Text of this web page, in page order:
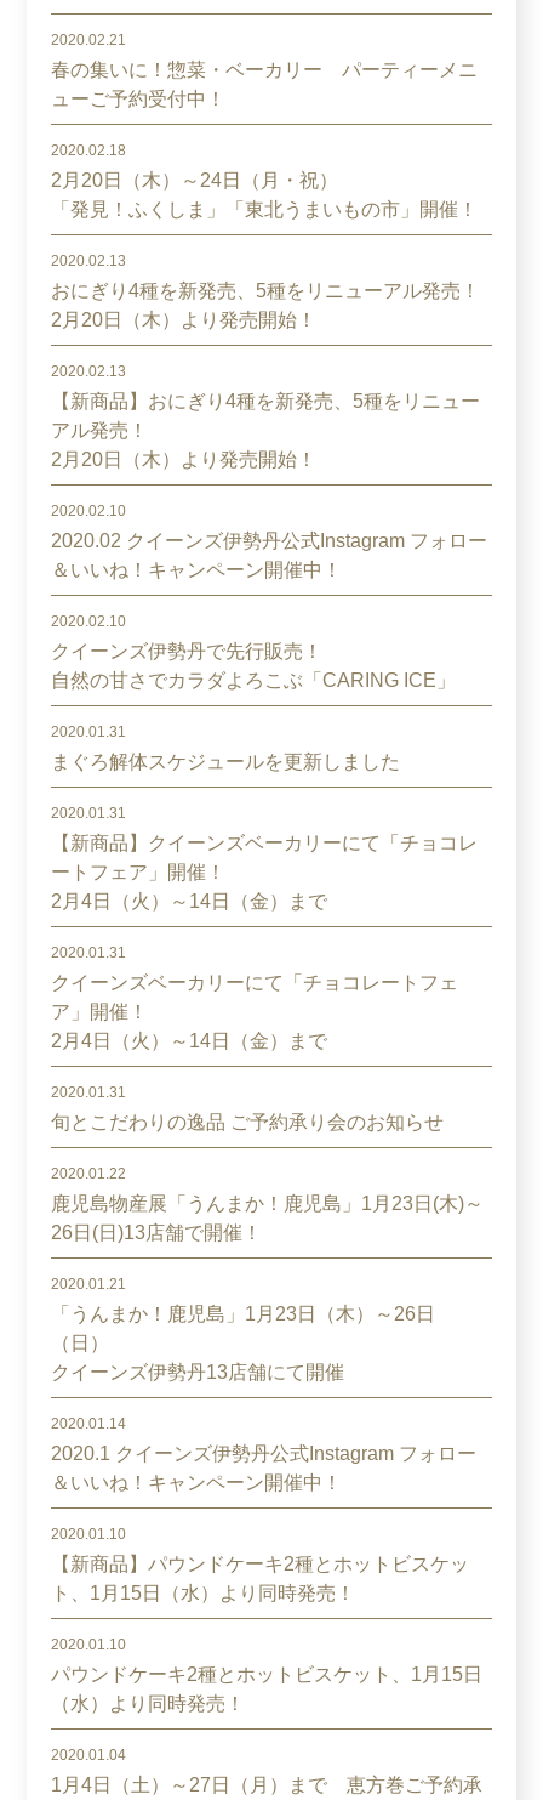
2020.02.21
春の集いに！惣菜・ベーカリー パーティーメニ
ューご予約受付中！
2020.02.18
2月20日（木）～24日（月・祝）
「発見！ふくしま」「東北うまいもの市」開催！
2020.02.13
おにぎり4種を新発売、5種をリニューアル発売！
2月20日（木）より発売開始！
2020.02.13
【新商品】おにぎり4種を新発売、5種をリニュー
アル発売！
2月20日（木）より発売開始！
2020.02.10
2020.02 クイーンズ伊勢丹公式Instagram フォロー
＆いいね！キャンペーン開催中！
2020.02.10
クイーンズ伊勢丹で先行販売！
自然の甘さでカラダよろこぶ「CARING ICE」
2020.01.31
まぐろ解体スケジュールを更新しました
2020.01.31
【新商品】クイーンズベーカリーにて「チョコレ
ートフェア」開催！
2月4日（火）～14日（金）まで
2020.01.31
クイーンズベーカリーにて「チョコレートフェ
ア」開催！
2月4日（火）～14日（金）まで
2020.01.31
旬とこだわりの逸品 ご予約承り会のお知らせ
2020.01.22
鹿児島物産展「うんまか！鹿児島」1月23日(木)～
26日(日)13店舗で開催！
2020.01.21
「うんまか！鹿児島」1月23日（木）～26日
（日）
クイーンズ伊勢丹13店舗にて開催
2020.01.14
2020.1 クイーンズ伊勢丹公式Instagram フォロー
＆いいね！キャンペーン開催中！
2020.01.10
【新商品】パウンドケーキ2種とホットビスケッ
ト、1月15日（水）より同時発売！
2020.01.10
パウンドケーキ2種とホットビスケット、1月15日
（水）より同時発売！
2020.01.04
1月4日（土）～27日（月）まで 恵方巻ご予約承